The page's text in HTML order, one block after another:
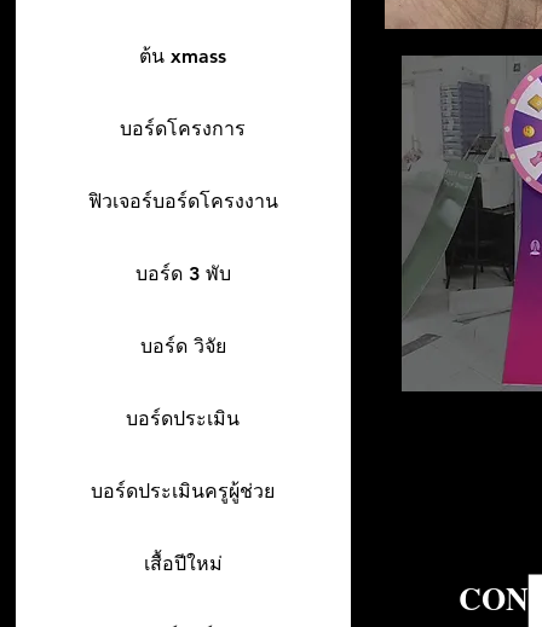
ต้น xmass
บอร์ดโครงการ
ฟิวเจอร์บอร์ดโครงงาน
บอร์ด 3 พับ
บอร์ด วิจัย
บอร์ดประเมิน
บอร์ดประเมินครูผู้ช่วย
เสื้อปีใหม่